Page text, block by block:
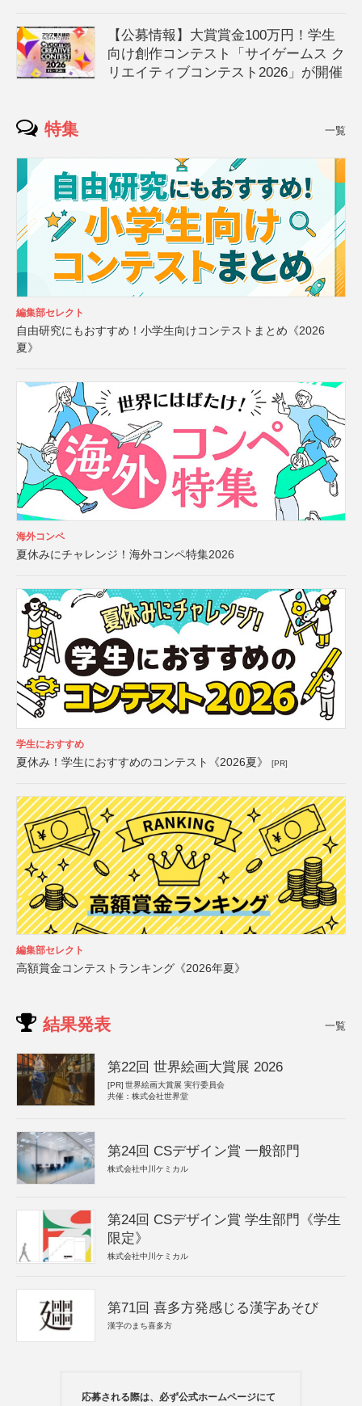
【公募情報】大賞賞金100万円！学生
向け創作コンテスト「サイゲームス ク
リエイティブコンテスト2026」が開催
特集 一覧
編集部セレクト
自由研究にもおすすめ！小学生向けコンテストまとめ《2026
夏》
海外コンペ
夏休みにチャレンジ！海外コンペ特集2026
学生におすすめ
夏休み！学生におすすめのコンテスト《2026夏》 [PR]
編集部セレクト
高額賞金コンテストランキング《2026年夏》
結果発表 一覧
第22回 世界絵画大賞展 2026
[PR] 世界絵画大賞展 実行委員会
共催：株式会社世界堂
第24回 CSデザイン賞 一般部門
株式会社中川ケミカル
第24回 CSデザイン賞 学生部門《学生
限定》
株式会社中川ケミカル
第71回 喜多方発感じる漢字あそび
漢字のまち喜多方
応募される際は、必ず公式ホームページにて